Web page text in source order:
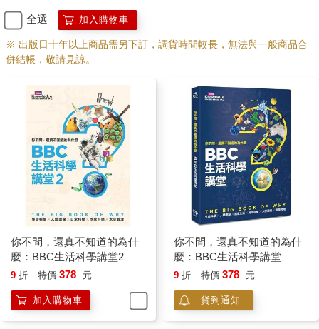
全選 加入購物車
※ 出版日十年以上商品需另下訂，調貨時間較長，無法與一般商品合
併結帳，敬請見諒。
你不問，還真不知道的為什
麼：BBC生活科學講堂2
9 折 特價 378 元
加入購物車
你不問，還真不知道的為什
麼：BBC生活科學講堂
9 折 特價 378 元
貨到通知